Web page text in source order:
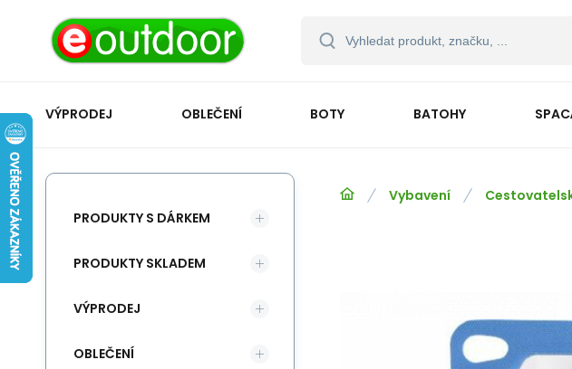
VÝPRODEJ OBLEČENÍ BOTY BATOHY
Vybavení
PRODUKTY S DÁRKEM
PRODUKTY SKLADEM
VÝPRODEJ
OBLEČENÍ